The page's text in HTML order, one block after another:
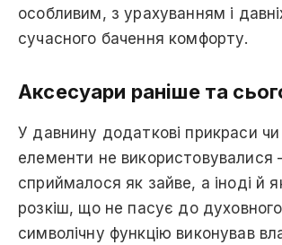
особливим, з урахуванням і
сучасного бачення комфорту.
Аксесуари раніше та
У давнину додаткові прикраси чи
елементи не використовувалися
сприймалося як зайве, а іноді й
розкіш, що не пасує до
символічну функцію виконував